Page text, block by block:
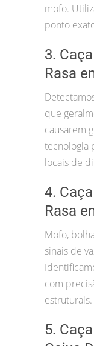
mofo.
ponto
3.
Rasa
que
causarem
tecnologia
locais de
4.
Rasa
Mofo,
sinais de
com
estruturais.
5.